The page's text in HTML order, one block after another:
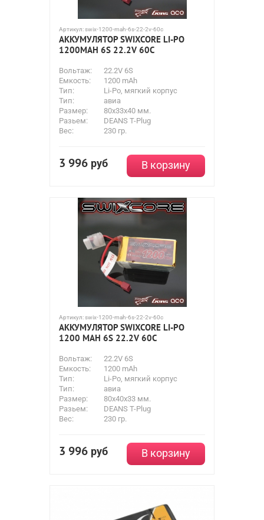
Артикул:swix-1200-mah-6s-22-2v-60c
АККУМУЛЯТОР SWIXCORE LI-PO
1200MAH 6S 22.2V 60C
Вольтаж:
22.2V 6S
Емкость:
1200 mAh
Тип:
Li-Po, мягкий корпус
Тип:
авиа
Размер:
80x33х40 мм.
Разьем:
DEANS T-Plug
Вес:
230 гр.
3 996 руб В корзину
Артикул:swix-1200-mah-6s-22-2v-60c
АККУМУЛЯТОР SWIXCORE LI-PO
1200 MAH 6S 22.2V 60C
Вольтаж:
22.2V 6S
Емкость:
1200 mAh
Тип:
Li-Po, мягкий корпус
Тип:
авиа
Размер:
80x40x33 мм.
Разьем:
DEANS T-Plug
Вес:
230 гр.
3 996 руб В корзину